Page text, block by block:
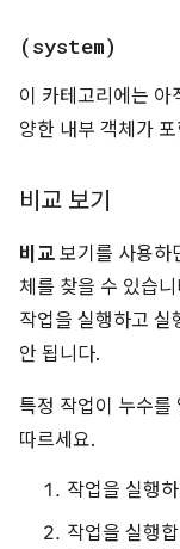
(system)
이 카테고리에는 아
양한 내부 객체가
비교 보기
비교 보기를 사용하
체를 찾을 수 있습
작업을 실행하고 실
안 됩니다.
특정 작업이 누수를
따르세요.
작업을 실행
작업을 실행